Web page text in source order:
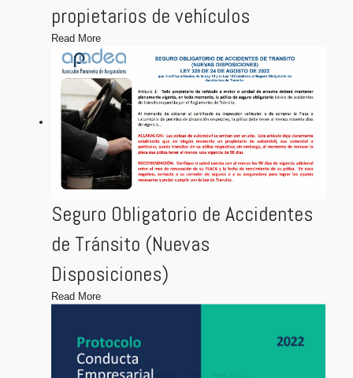
propietarios de vehículos
Read More
Seguro Obligatorio de Accidentes
de Tránsito (Nuevas
Disposiciones)
Read More